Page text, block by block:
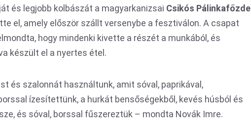
és legjobb kolbászát a magyarkanizsai Csikós Pálinkafőzde
el, amely először szállt versenybe a fesztiválon. A csapat
hogy mindenki kivette a részét a munkából, és
készült el a nyertes étel.
és szalonnát használtunk, amit sóval, paprikával,
ízesítettünk, a hurkát bensőségekből, kevés húsból és
és sóval, borssal fűszereztük – mondta Novák Imre.